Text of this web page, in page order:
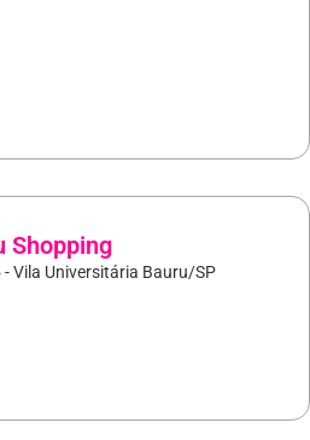
Shopping
- Vila Universitária Bauru/SP